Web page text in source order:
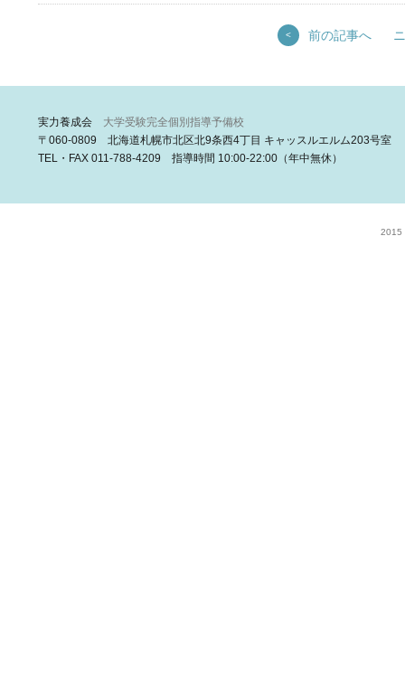
< 前の記事へ
実力養成会 大学受験完全個別指導予備校
〒060-0809 北海道札幌市北区北9条西4丁目 キャッスルエルム203号室
TEL・FAX 011-788-4209 指導時間 10:00-22:00（年中無休）
2015